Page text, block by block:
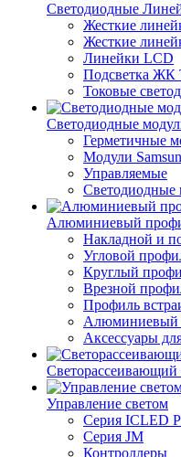
Светодиодные
Жесткие
Жесткие
Линейки LCD
Подсветка ЖК
Токовые
Светодиодные
Герметичные
Модули
Управляемые
Светодиодные
Алюминиевый
Накладной и
Угловой
Круглый
Врезной
Профиль
Алюминиевый
Аксессуары
Управление светом
Серия ICLED
Серия JM
Контроллеры